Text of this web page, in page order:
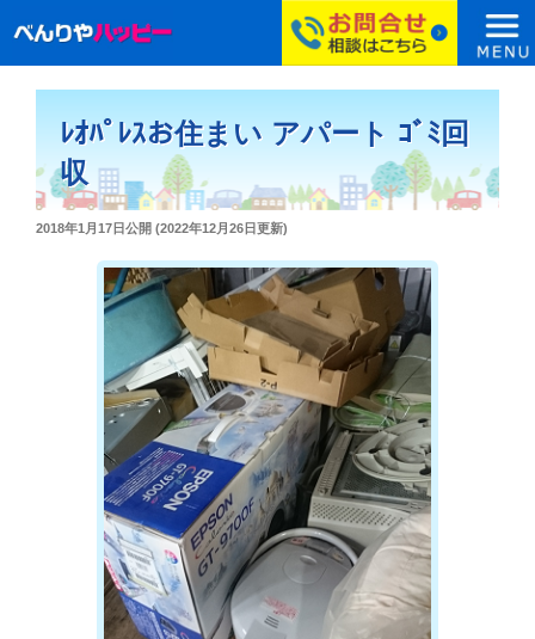
ﾚｵﾊﾟﾚｽお住まい アパート ｺﾞﾐ回
収
投
2018年1月17日公開 (2022年12月26日更新)